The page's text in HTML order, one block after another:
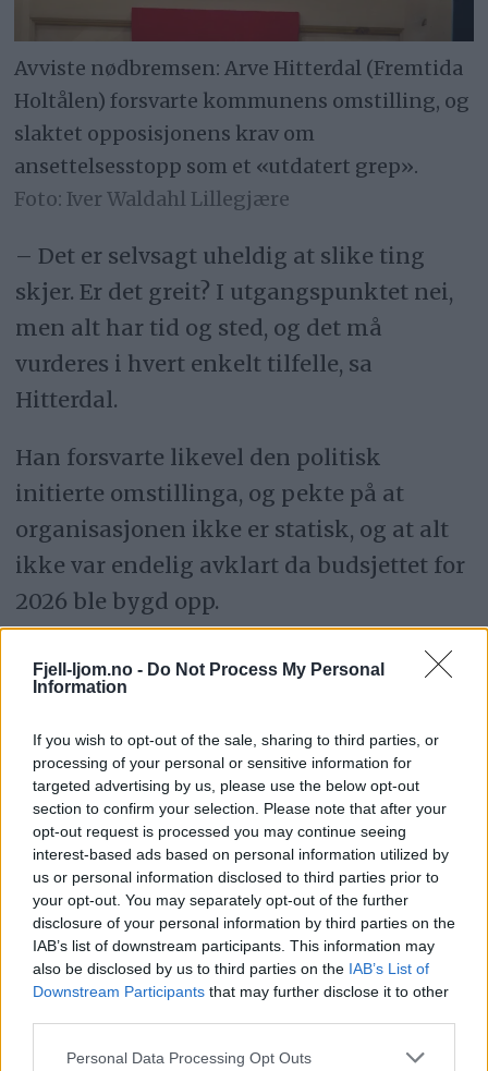
Fjell-ljom.no - Do Not Process My Personal
Information
If you wish to opt-out of the sale, sharing to third parties, or
processing of your personal or sensitive information for
targeted advertising by us, please use the below opt-out
section to confirm your selection. Please note that after your
opt-out request is processed you may continue seeing
interest-based ads based on personal information utilized by
us or personal information disclosed to third parties prior to
your opt-out. You may separately opt-out of the further
disclosure of your personal information by third parties on the
IAB’s list of downstream participants. This information may
also be disclosed by us to third parties on the IAB’s List of
Downstream Participants that may further disclose it to other
Personal Data Processing Opt Outs
Avviste nødbremsen: Arve Hitterdal (Fremtida
Holtålen) forsvarte kommunens omstilling, og
slaktet opposisjonens krav om
ansettelsesstopp som et «utdatert grep».
Iver Waldahl Lillegjære
– Det er selvsagt uheldig at slike ting
skjer. Er det greit? I utgangspunktet nei,
men alt har tid og sted, og det må
vurderes i hvert enkelt tilfelle, sa
Hitterdal.
Han forsvarte likevel den politisk
initierte omstillinga, og pekte på at
organisasjonen ikke er statisk, og at alt
ikke var endelig avklart da budsjettet for
2026 ble bygd opp.
– Det koster å investere. Nå er vi nede på
et ledernivå som jeg tror passer Holtålen
veldig greit. Jeg ser allerede synergier og
resultater av omstillinga, sa Hitterdal.
Slo ned forslag om nødbrems
Senterpartiet innså at de ikke fikk
flertallet med på å holde igjen
rammeendringene, og fremmet et
tilleggsforslag for å stoppe den
økonomiske lekkasjen. Det måtte
innføres full ansettelsesstopp i